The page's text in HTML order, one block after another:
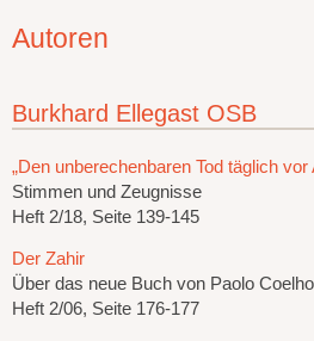
Autoren
Burkhard Ellegast OSB
„Den unberechenbaren Tod täglich vor
Stimmen und Zeugnisse
Heft 2/18, Seite 139-145
Der Zahir
Über das neue Buch von Paolo Coelho
Heft 2/06, Seite 176-177